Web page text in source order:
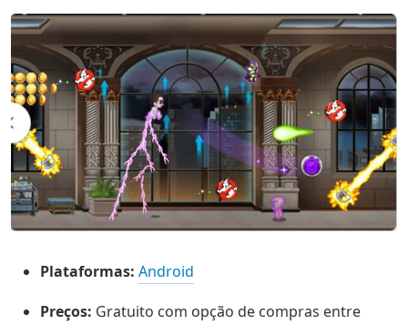
Plataformas: Android
Preços: Gratuito com opção de compras entre